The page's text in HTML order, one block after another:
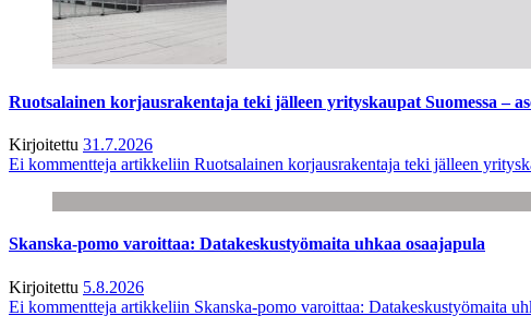
Ruotsalainen korjausrakentaja teki jälleen yrityskaupat Suomessa –
Kirjoitettu 31.7.2026
Ei kommentteja artikkeliin Ruotsalainen korjausrakentaja teki jälleen
Skanska-pomo varoittaa: Datakeskustyömaita uhkaa osaajapula
Kirjoitettu 5.8.2026
Ei kommentteja artikkeliin Skanska-pomo varoittaa: Datakeskustyömaita